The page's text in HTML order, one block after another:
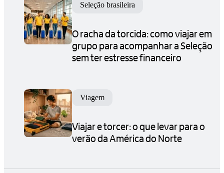
Seleção brasileira
O racha da torcida: como viajar em
grupo para acompanhar a Seleção
sem ter estresse financeiro
Viagem
Viajar e torcer: o que levar para o
verão da América do Norte